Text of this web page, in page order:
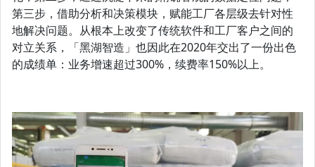
第三步，借助分析和决策模块，赋能工厂各层级去针对性
地解决问题。从根本上改变了传统软件和工厂客户之间的
对立关系，「黑湖智造」也因此在2020年交出了一份出色
的成绩单：业务增速超过300%，续费率150%以上。